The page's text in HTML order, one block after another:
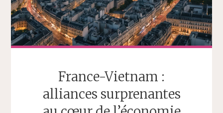
France-Vietnam :
alliances surprenantes